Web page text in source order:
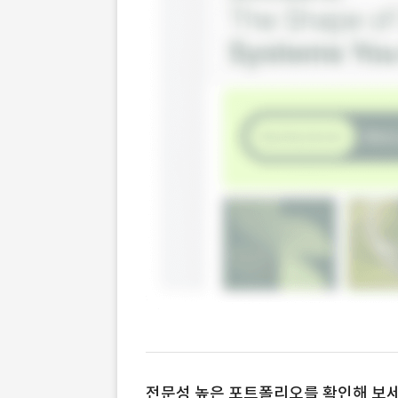
전문성 높은 포트폴리오를 확인해 보